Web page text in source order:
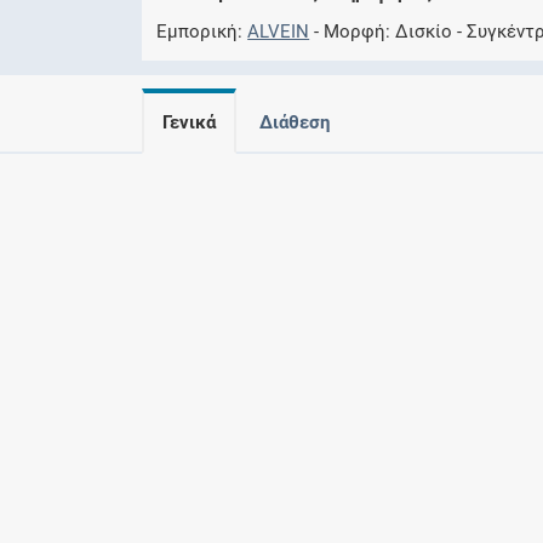
Εμπορική ALVEIN Μορφή Δισκίο
Γενικά Διάθεση